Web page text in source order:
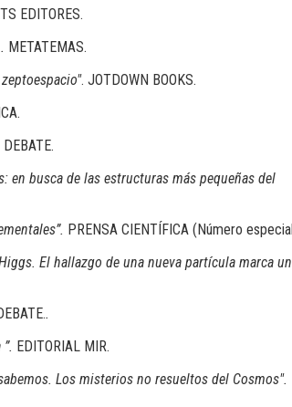
EDITORES.
METATEMAS.
. JOTDOWN BOOKS.
DEBATE.
en busca de las estructuras más pequeñas del
PRENSA CIENTÍFICA (Número
El hallazgo de una nueva partícula marca
.
EDITORIAL MIR.
Los misterios no resueltos del Cosmos".